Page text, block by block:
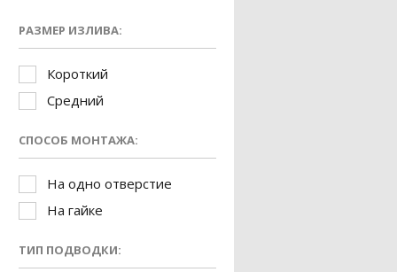
РАЗМЕР ИЗЛИВА:
Короткий
Средний
СПОСОБ МОНТАЖА:
На одно отверстие
На гайке
ТИП ПОДВОДКИ: